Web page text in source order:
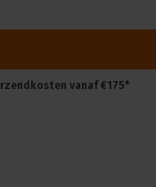
vanaf €175*